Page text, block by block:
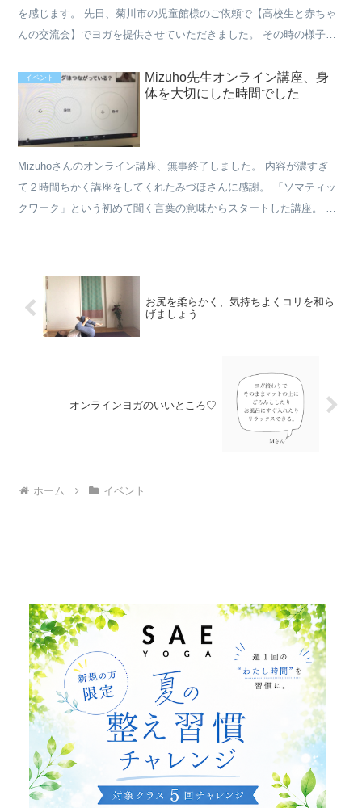
を感じます。 先日、菊川市の児童館様のご依頼で【高校生と赤ちゃ
んの交流会】でヨガを提供させていただきました。 その時の様子が
イベント
Mizuho先生オンライン講座、身
体を大切にした時間でした
Mizuhoさんのオンライン講座、無事終了しました。 内容が濃すぎ
て２時間ちかく講座をしてくれたみづほさんに感謝。 「ソマティッ
クワーク」という初めて聞く言葉の意味からスタートした講座。 心
お尻を柔らかく、気持ちよくコリを和ら
げましょう
オンラインヨガのいいところ♡
ホーム イベント